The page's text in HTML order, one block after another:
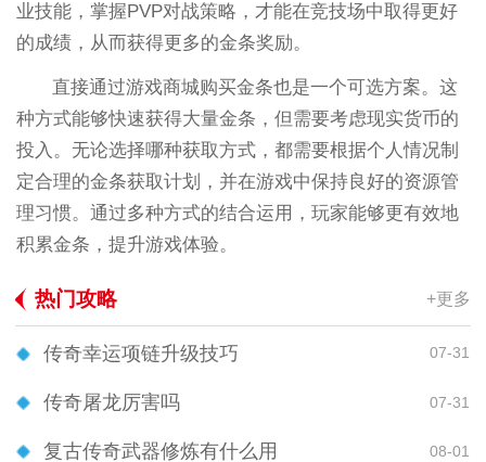
业技能，掌握PVP对战策略，才能在竞技场中取得更好
的成绩，从而获得更多的金条奖励。
直接通过游戏商城购买金条也是一个可选方案。这
种方式能够快速获得大量金条，但需要考虑现实货币的
投入。无论选择哪种获取方式，都需要根据个人情况制
定合理的金条获取计划，并在游戏中保持良好的资源管
理习惯。通过多种方式的结合运用，玩家能够更有效地
积累金条，提升游戏体验。
热门攻略 +更多
传奇幸运项链升级技巧 07-31
传奇屠龙厉害吗 07-31
复古传奇武器修炼有什么用 08-01